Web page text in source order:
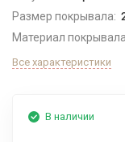
Размер покрывала:
Материал
Все характеристики
В наличии